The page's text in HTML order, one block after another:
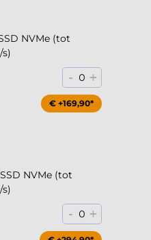
NVMe (tot
- 0 +
€ +169,90*
NVMe (tot
- 0 +